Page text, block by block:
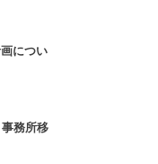
につい
務所移